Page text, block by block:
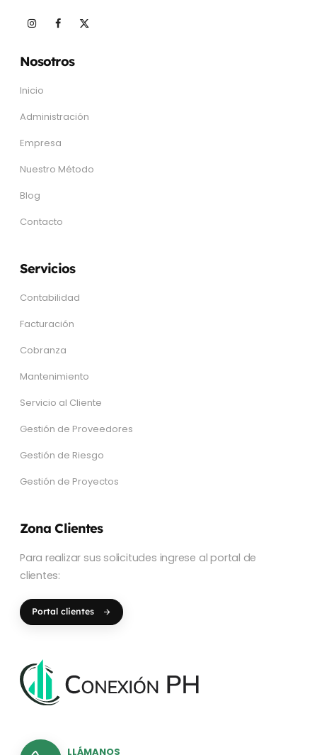
Nosotros
Inicio
Administración
Empresa
Nuestro Método
Blog
Contacto
Servicios
Contabilidad
Facturación
Cobranza
Mantenimiento
Servicio al Cliente
Gestión de Proveedores
Gestión de Riesgo
Gestión de Proyectos
Zona Clientes
Para realizar sus solicitudes ingrese al portal de
clientes:
Portal clientes
LLÁMANOS